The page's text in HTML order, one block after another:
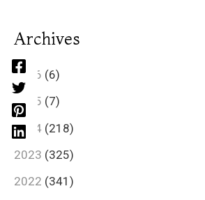
Archives
2026 (6)
2025 (7)
2024 (218)
2023 (325)
2022 (341)